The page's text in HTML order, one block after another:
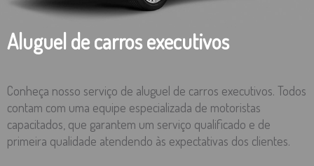
Aluguel de carros executivos
Conheça nosso serviço de aluguel de carros executivos. Todos
contam com uma equipe especializada de motoristas
capacitados, que garantem um serviço qualificado e de
primeira qualidade atendendo às expectativas dos clientes.